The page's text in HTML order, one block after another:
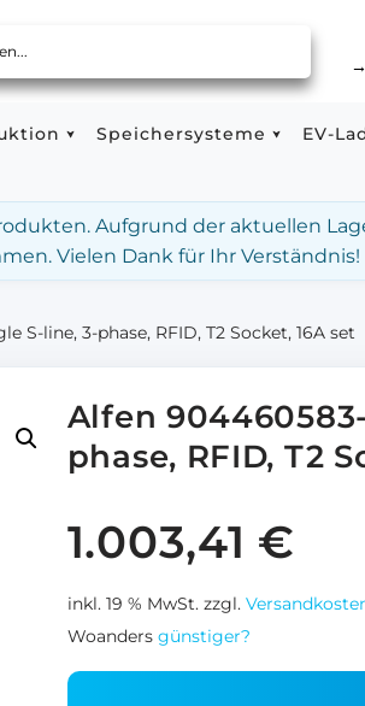
→
Speichersysteme EV-
Aufgrund der aktuellen
Vielen Dank für Ihr Verständnis!
S-line, 3-phase, RFID, T2 Socket, 16A set
Alfen
phase, RFID, T2
1.003,41 €
inkl. 19 % MwSt. zzgl.
Woanders günstiger?